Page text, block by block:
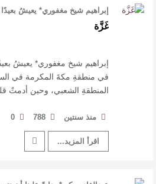
إبراهيم شيخ مغفوري* يعيشُ
منطقةِ مكةَ المكرمة ف …
غَزَّة
إبراهيم شيخ مغفوري* يعيشُ
في منطقةِ مكةَ المكرمة في
المنطقةِ الشعبي، وحين أدمتْ
منذ سنتين 788
0
اقرأ المزيد...